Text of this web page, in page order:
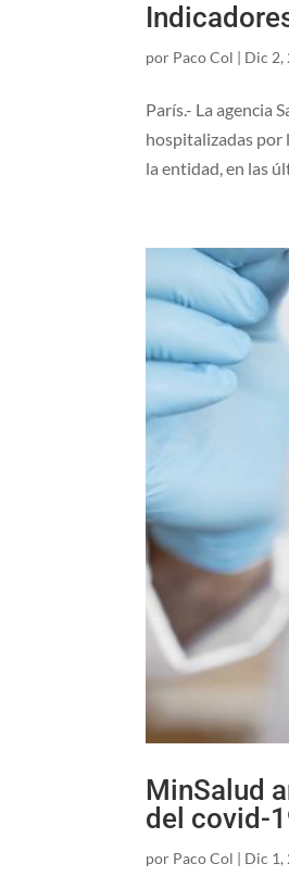
por Paco Col | Dic 2,
París.- La agencia
hospitalizadas por
la entidad, en las
MinSalud
del covid-
por Paco Col | Dic 1,